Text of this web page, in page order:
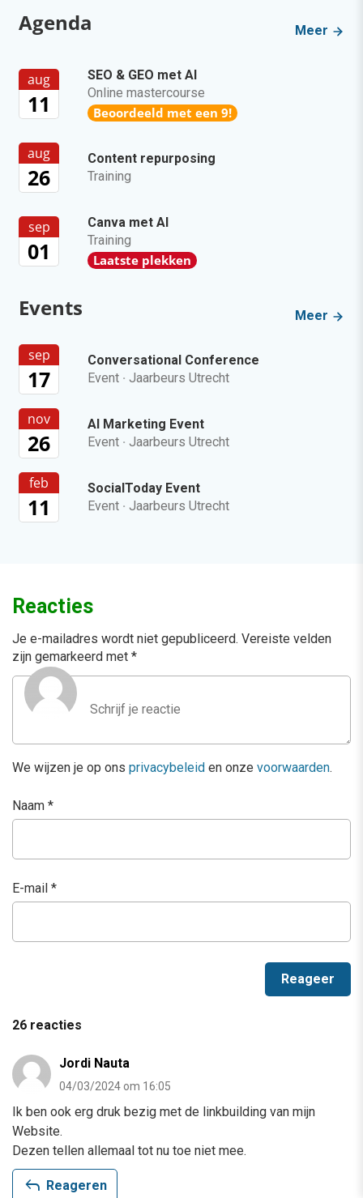
Agenda Meer
aug
11
SEO & GEO met AI
Online mastercourse
Beoordeeld met een 9!
aug
26
Content repurposing
Training
sep
01
Canva met AI
Training
Laatste plekken
Events Meer
sep
17
Conversational Conference
Event · Jaarbeurs Utrecht
nov
26
AI Marketing Event
Event · Jaarbeurs Utrecht
feb
11
SocialToday Event
Event · Jaarbeurs Utrecht
Reacties
Je e-mailadres wordt niet gepubliceerd. Vereiste velden
zijn gemarkeerd met *
We wijzen je op ons privacybeleid en onze voorwaarden.
Naam *
E-mail *
26 reacties
Jordi Nauta
04/03/2024 om 16:05
Ik ben ook erg druk bezig met de linkbuilding van mijn
Website.
Dezen tellen allemaal tot nu toe niet mee.
reply Reageren